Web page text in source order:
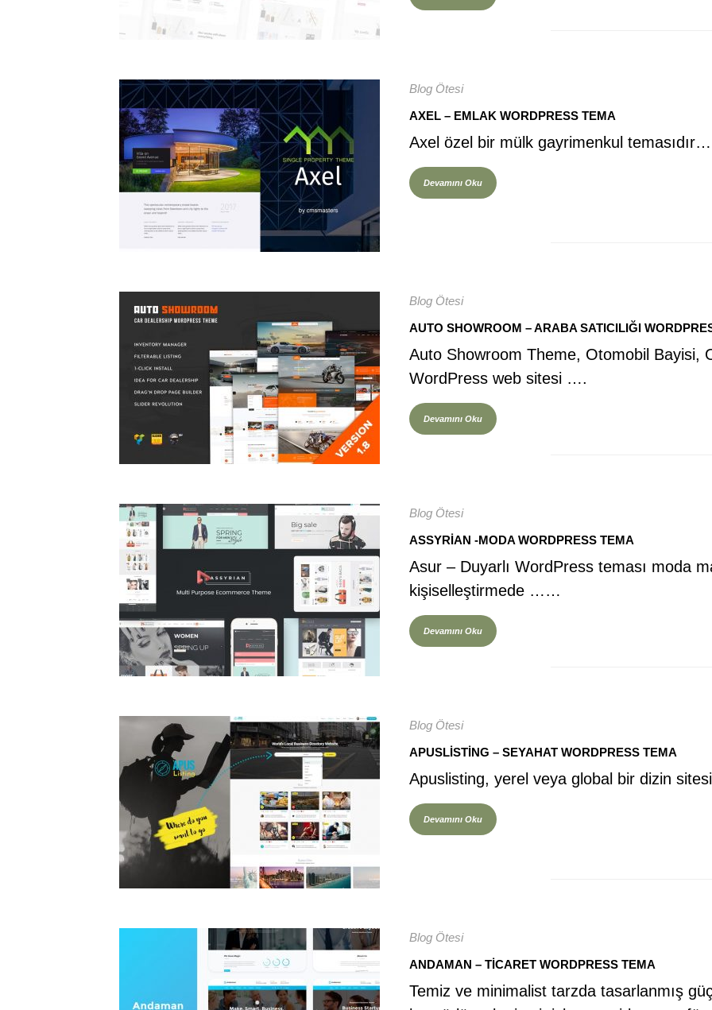
Blog Ötesi
AXEL – EMLAK WORDPRESS TEMA
Axel özel bir mülk gayrimenkul temasıdır…
Devamını Oku
Blog Ötesi
AUTO SHOWROOM – ARABA SATICILIĞI
Auto Showroom Theme, Otomobil Bayisi,
WordPress web sitesi ….
Devamını Oku
97 1922
Blog Ötesi
ASSYRIAN -MODA WORDPRESS TEMA
Asur – Duyarlı WordPress teması moda
kişiselleştirmede ……
Devamını Oku
80
Blog Ötesi
APUSLISTING – SEYAHAT WORDPRESS TEMA
Apuslisting, yerel veya global bir dizin
Devamını Oku
78 1342
Blog Ötesi
ANDAMAN – TICARET WORDPRESS TEMA
Temiz ve minimalist tarzda tasarlanmış
77 1413